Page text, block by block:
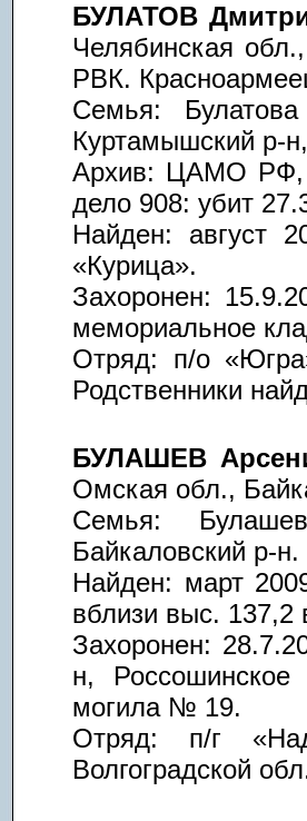
БУЛАТОВ
Челябинская
РВК.
Семья:
Куртамышский р-
Архив: ЦАМО РФ,
дело 908: убит
Найден: август
«Курица».
Захоронен:
мемориальное
Отряд: п/о
Родственники
БУЛАШЕВ
Омская обл.,
Семья:
Байкаловский р-н.
Найден: март
вблизи выс. 137,2
Захоронен:
н, Россошинское
могила № 19.
Отряд: п/г
Волгоградской